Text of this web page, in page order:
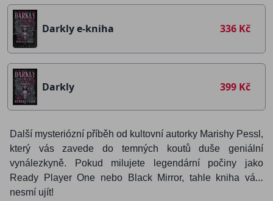
Darkly e-kniha 336 Kč
Darkly 399 Kč
Další mysteriózní příběh od kultovní autorky Marishy Pessl,
který vás zavede do temných koutů duše geniální
vynálezkyně. Pokud milujete legendární počiny jako
Ready Player One nebo Black Mirror, tahle kniha vám
nesmí ujít!